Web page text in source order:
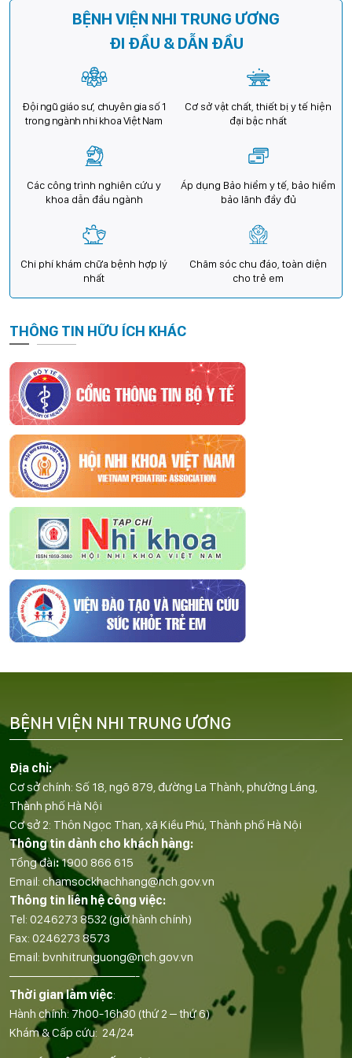
BỆNH VIỆN NHI TRUNG ƯƠNG
ĐI ĐẦU & DẪN ĐẦU
Đội ngũ giáo sư, chuyên gia số 1
trong ngành nhi khoa Việt Nam
Cơ sở vật chất, thiết bị y tế hiện
đại bậc nhất
Các công trình nghiên cứu y
khoa dẫn đầu ngành
Áp dụng Bảo hiểm y tế, bảo hiểm
bảo lãnh đầy đủ
Chi phí khám chữa bệnh hợp lý
nhất
Chăm sóc chu đáo, toàn diện
cho trẻ em
THÔNG TIN HỮU ÍCH KHÁC
Địa chỉ:
Cơ sở chính: Số 18, ngõ 879, đường La Thành, phường Láng,
Thành phố Hà Nội
Cơ sở 2: Thôn Ngọc Than, xã Kiều Phú, Thành phố Hà Nội
Thông tin dành cho khách hàng:
Tổng đài:1900 866 615
Email: chamsockhachhang@nch.gov.vn
Thông tin liên hệ công việc:
Tel: 0246273 8532 (giờ hành chính)
Fax: 0246273 8573
Email: bvnhitrunguong@nch.gov.vn
——————————-
Thời gian làm việc:
Hành chính: 7h00-16h30 (thứ 2 – thứ 6)
Khám & Cấp cứu: 24/24
BỆNH VIỆN NHI TRUNG ƯƠNG